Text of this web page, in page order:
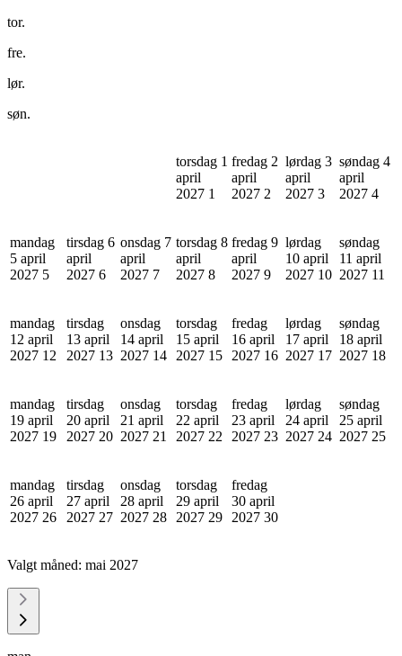
tor.
fre.
lør.
søn.
torsdag 1
april
2027 1
fredag 2
april
2027 2
lørdag 3
april
2027 3
søndag 4
april
2027 4
mandag
5 april
2027 5
tirsdag 6
april
2027 6
onsdag 7
april
2027 7
torsdag 8
april
2027 8
fredag 9
april
2027 9
lørdag
10 april
2027 10
søndag
11 april
2027 11
mandag
12 april
2027 12
tirsdag
13 april
2027 13
onsdag
14 april
2027 14
torsdag
15 april
2027 15
fredag
16 april
2027 16
lørdag
17 april
2027 17
søndag
18 april
2027 18
mandag
19 april
2027 19
tirsdag
20 april
2027 20
onsdag
21 april
2027 21
torsdag
22 april
2027 22
fredag
23 april
2027 23
lørdag
24 april
2027 24
søndag
25 april
2027 25
mandag
26 april
2027 26
tirsdag
27 april
2027 27
onsdag
28 april
2027 28
torsdag
29 april
2027 29
fredag
30 april
2027 30
Valgt måned: mai 2027